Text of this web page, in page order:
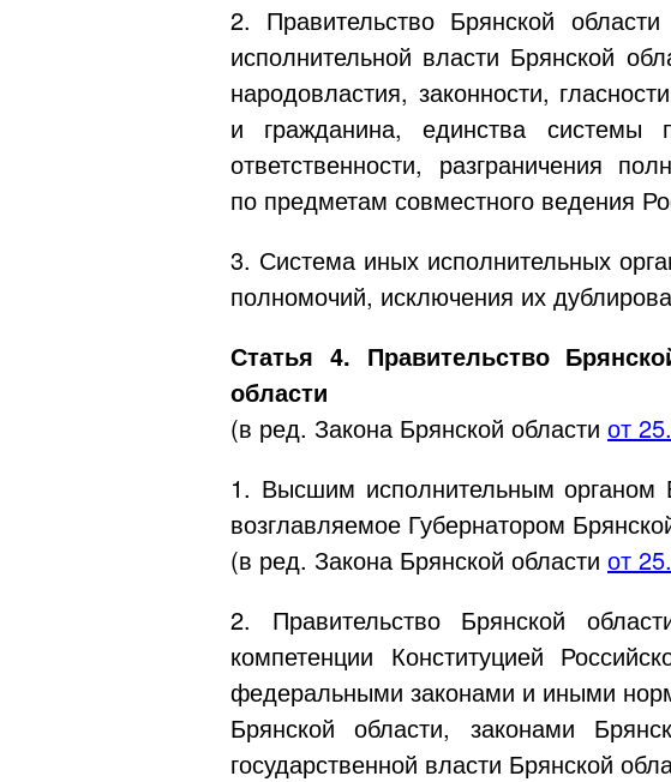
2. Правительство Брянской
исполнительной власти Брянской
народовластия, законности,
и гражданина, единства системы
ответственности, разграничения
по предметам совместного ведения
3. Система иных исполнительных
полномочий, исключения их
Статья 4. Правительство
области
(в ред. Закона Брянской области от
1. Высшим исполнительным органом
возглавляемое Губернатором
(в ред. Закона Брянской области от
2. Правительство Брянской
компетенции Конституцией
федеральными законами и иными
Брянской области, законами
государственной власти Брянской